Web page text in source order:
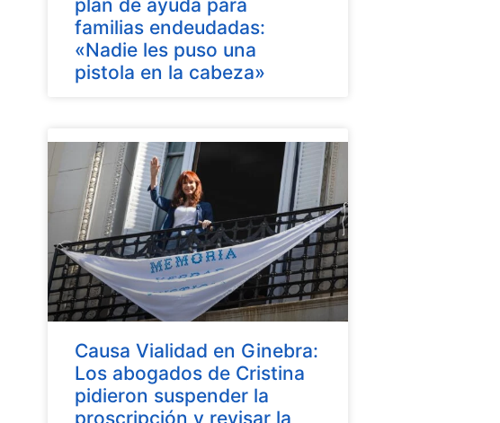
plan de ayuda para
familias endeudadas:
«Nadie les puso una
pistola en la cabeza»
Causa Vialidad en Ginebra:
Los abogados de Cristina
pidieron suspender la
proscripción y revisar la